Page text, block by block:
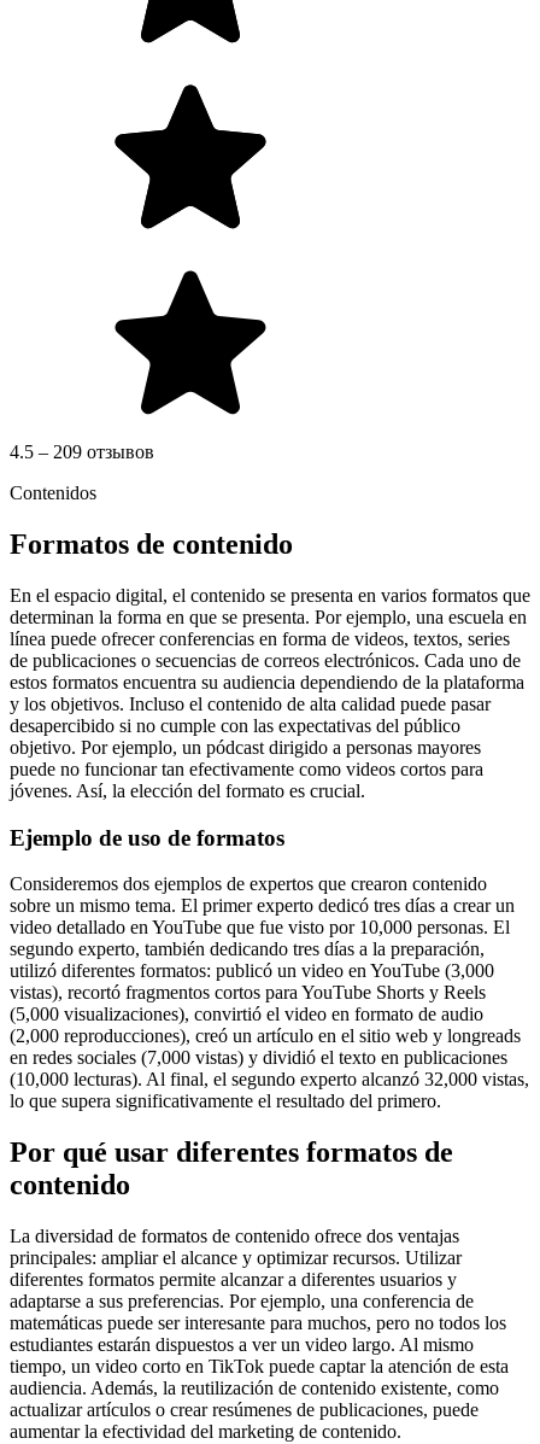
4.5 – 209 отзывов
Contenidos
Formatos de contenido
En el espacio digital, el contenido se presenta en varios formatos que
determinan la forma en que se presenta. Por ejemplo, una escuela en
línea puede ofrecer conferencias en forma de videos, textos, series
de publicaciones o secuencias de correos electrónicos. Cada uno de
estos formatos encuentra su audiencia dependiendo de la plataforma
y los objetivos. Incluso el contenido de alta calidad puede pasar
desapercibido si no cumple con las expectativas del público
objetivo. Por ejemplo, un pódcast dirigido a personas mayores
puede no funcionar tan efectivamente como videos cortos para
jóvenes. Así, la elección del formato es crucial.
Ejemplo de uso de formatos
Consideremos dos ejemplos de expertos que crearon contenido
sobre un mismo tema. El primer experto dedicó tres días a crear un
video detallado en YouTube que fue visto por 10,000 personas. El
segundo experto, también dedicando tres días a la preparación,
utilizó diferentes formatos: publicó un video en YouTube (3,000
vistas), recortó fragmentos cortos para YouTube Shorts y Reels
(5,000 visualizaciones), convirtió el video en formato de audio
(2,000 reproducciones), creó un artículo en el sitio web y longreads
en redes sociales (7,000 vistas) y dividió el texto en publicaciones
(10,000 lecturas). Al final, el segundo experto alcanzó 32,000 vistas,
lo que supera significativamente el resultado del primero.
Por qué usar diferentes formatos de
contenido
La diversidad de formatos de contenido ofrece dos ventajas
principales: ampliar el alcance y optimizar recursos. Utilizar
diferentes formatos permite alcanzar a diferentes usuarios y
adaptarse a sus preferencias. Por ejemplo, una conferencia de
matemáticas puede ser interesante para muchos, pero no todos los
estudiantes estarán dispuestos a ver un video largo. Al mismo
tiempo, un video corto en TikTok puede captar la atención de esta
audiencia. Además, la reutilización de contenido existente, como
actualizar artículos o crear resúmenes de publicaciones, puede
aumentar la efectividad del marketing de contenido.